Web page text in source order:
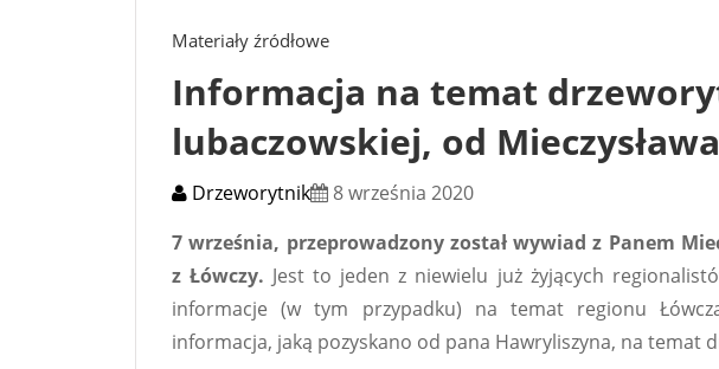
Materiały źródłowe
Informacja na temat
lubaczowskiej, od
Drzeworytnik
8 września 2020
7 września, przeprowadzony został wywiad z Panem
z Łówczy. Jest to jeden z niewielu już żyjących
informacje (w tym przypadku) na temat regionu
informacja, jaką pozyskano od pana Hawryliszyna, na temat